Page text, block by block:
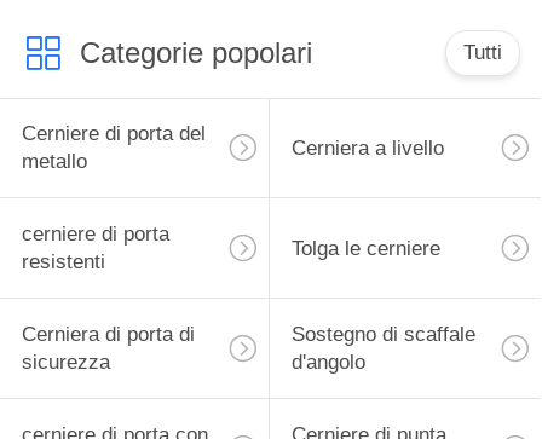
Categorie popolari Tutti
Cerniere di porta del
metallo
Cerniera a livello
cerniere di porta
resistenti
Tolga le cerniere
Cerniera di porta di
sicurezza
Sostegno di scaffale
d'angolo